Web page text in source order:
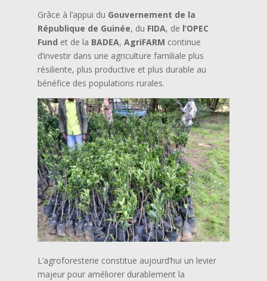
Grâce à l’appui du Gouvernement de la
République de Guinée, du FIDA, de l’OPEC
Fund et de la BADEA,AgriFARM continue
d’investir dans une agriculture familiale plus
résiliente, plus productive et plus durable au
bénéfice des populations rurales.
L’agroforesterie constitue aujourd’hui un levier
majeur pour améliorer durablement la